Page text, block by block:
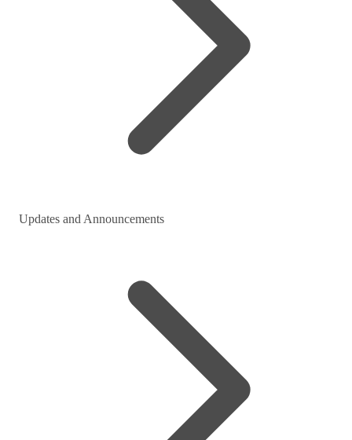
Updates and Announcements